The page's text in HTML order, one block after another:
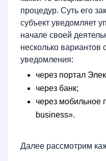
процедур. Суть его
субъект уведомляет
начале своей
несколько вариантов
уведомления:
через портал
через банк;
через мобильное
business».
Далее рассмотрим